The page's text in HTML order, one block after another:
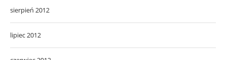
sierpień 2012
lipiec 2012